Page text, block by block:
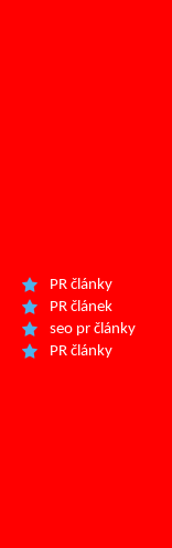
PR články
PR článek
seo pr články
PR články